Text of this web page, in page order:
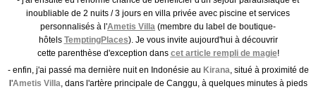
inoubliable de 2 nuits / 3 jours en villa privée avec piscine et services
personnalisés à l'Ametis Villa (membre du label de boutique-
hôtels TemptingPlaces). Je vous invite aujourd'hui à découvrir
cette parenthèse d'exception dans cet article rempli de magie!
- enfin, j'ai passé ma dernière nuit en Indonésie au Kirana, situé à proximité de
l'Ametis Villa, dans l'artère principale de Canggu, à quelques minutes à pieds